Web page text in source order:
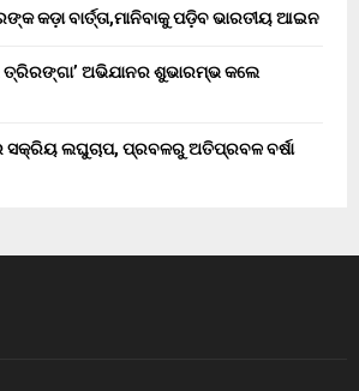
କଡ଼ା ବାର୍ତ୍ତା,ମାନିବାକୁ ପଡ଼ିବ ଭାରତୀୟ ଆଇନ
ତ୍ରିରଙ୍ଗା’ ଅଭିଯାନର ଶୁଭାରମ୍ଭ କଲେ
ଲଘୁଚାପ, ପ୍ରବଳରୁ ଅତିପ୍ରବଳ ବର୍ଷା